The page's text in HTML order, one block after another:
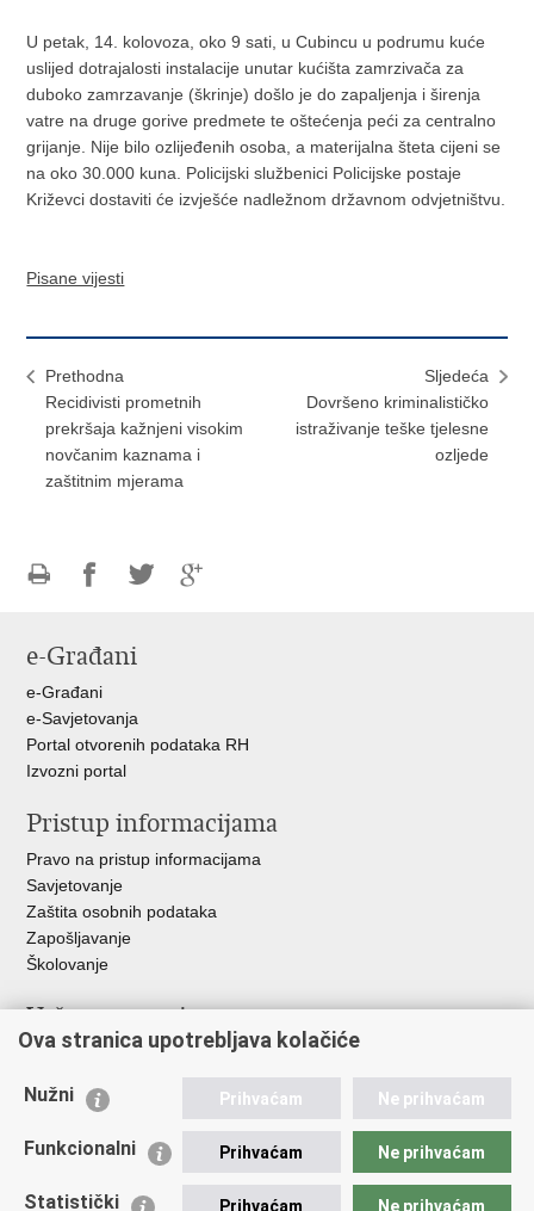
U petak, 14. kolovoza, oko 9 sati, u Cubincu u podrumu kuće
uslijed dotrajalosti instalacije unutar kućišta zamrzivača za
duboko zamrzavanje (škrinje) došlo je do zapaljenja i širenja
vatre na druge gorive predmete te oštećenja peći za centralno
grijanje. Nije bilo ozlijeđenih osoba, a materijalna šteta cijeni se
na oko 30.000 kuna. Policijski službenici Policijske postaje
Križevci dostaviti će izvješće nadležnom državnom odvjetništvu.
Pisane vijesti
Prethodna
Recidivisti prometnih
prekršaja kažnjeni visokim
novčanim kaznama i
zaštitnim mjerama
Sljedeća
Dovršeno kriminalističko
istraživanje teške tjelesne
ozljede
FacebookuTwitteru
e-Građani
e-Građani
e-Savjetovanja
Portal otvorenih podataka RH
Izvozni portal
Pristup informacijama
Pravo na pristup informacijama
Savjetovanje
Zaštita osobnih podataka
Zapošljavanje
Školovanje
Važne poveznice
Ministarstvo unutarnjih poslova
Udruge
Policijska akademija
Ova stranica upotrebljava kolačiće
Nužni Prihvaćam Ne prihvaćam
Funkcionalni Prihvaćam Ne prihvaćam
Statistički Prihvaćam Ne prihvaćam